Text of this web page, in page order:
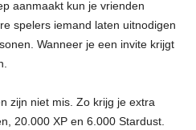
aanmaakt kun je vrienden
spelers iemand laten uitnodigen
Wanneer je een invite krijgt
zijn niet mis. Zo krijg je extra
20.000 XP en 6.000 Stardust.